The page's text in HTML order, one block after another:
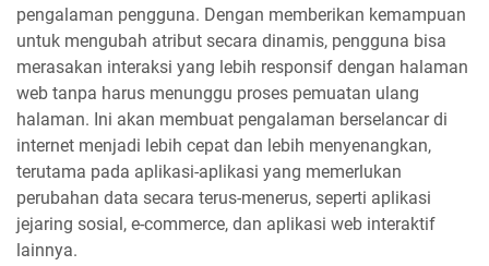
pengalaman pengguna. Dengan memberikan kemampuan
untuk mengubah atribut secara dinamis, pengguna bisa
merasakan interaksi yang lebih responsif dengan halaman
web tanpa harus menunggu proses pemuatan ulang
halaman. Ini akan membuat pengalaman berselancar di
internet menjadi lebih cepat dan lebih menyenangkan,
terutama pada aplikasi-aplikasi yang memerlukan
perubahan data secara terus-menerus, seperti aplikasi
jejaring sosial, e-commerce, dan aplikasi web interaktif
lainnya.